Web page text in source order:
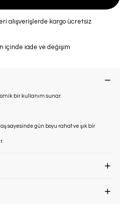
alışverişlerde kargo ücretsiz
içinde iade ve değişim
bir kullanım sunar.
sayesinde gün boyu rahat ve şık bir